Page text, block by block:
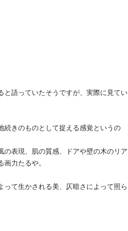
と語っていたそうですが、実際に見てい
続きのものとして捉える感覚というの
表現、肌の質感、ドアや壁の木のリア
力たるや。
て生かされる美、仄暗さによって照ら